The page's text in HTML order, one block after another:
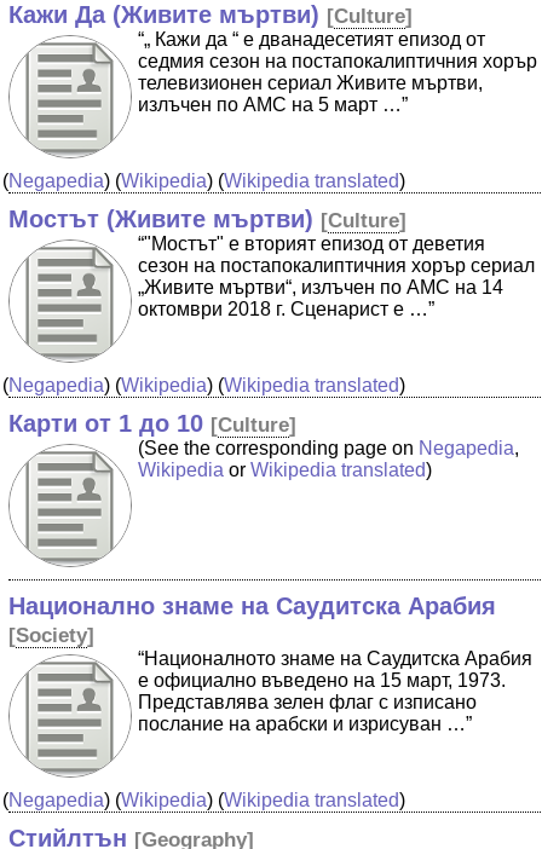
Кажи Да (Живите мъртви) [Culture]
“„ Кажи да “ е дванадесетият епизод от
седмия сезон на постапокалиптичния хорър
телевизионен сериал Живите мъртви,
излъчен по AMC на 5 март …”
(Negapedia) (Wikipedia) (Wikipedia translated)
Мостът (Живите мъртви) [Culture]
“"Мостът" е вторият епизод от деветия
сезон на постапокалиптичния хорър сериал
„Живите мъртви“, излъчен по AMC на 14
октомври 2018 г. Сценарист е …”
(Negapedia) (Wikipedia) (Wikipedia translated)
Карти от 1 до 10 [Culture]
(See the corresponding page on Negapedia,
Wikipedia or Wikipedia translated)
Национално знаме на Саудитска Арабия
[Society]
“Националното знаме на Саудитска Арабия
е официално въведено на 15 март, 1973.
Представлява зелен флаг с изписано
послание на арабски и изрисуван …”
(Negapedia) (Wikipedia) (Wikipedia translated)
Стийлтън [Geography]